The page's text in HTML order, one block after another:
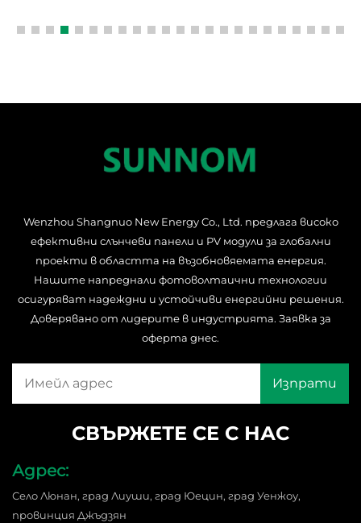
Wenzhou Shangnuo New Energy Co., Ltd. предлага високо
ефективни слънчеви панели и PV модули за глобални
проекти в областта на възобновяемата енергия.
Нашите напреднали фотоволтаични технологии
осигуряват надеждни и устойчиви енергийни решения.
Доверявано от лидерите в индустрията. Заявка за
оферта днес.
СВЪРЖЕТЕ СЕ С НАС
Адрес:
Село Люнан, град Лиуши, град Юецин, град Уенжоу,
провинция Джъдзян